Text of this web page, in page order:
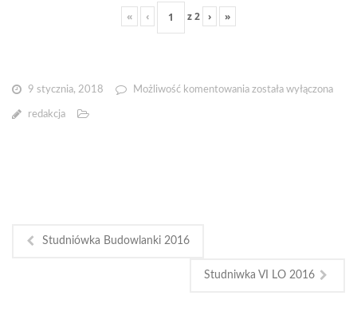
« ‹ z2 › »
9 stycznia, 2018 Możliwość komentowania Studniwka
została wyłączona
redakcja
Studniówka Budowlanki 2016
Studniwka VI LO 2016